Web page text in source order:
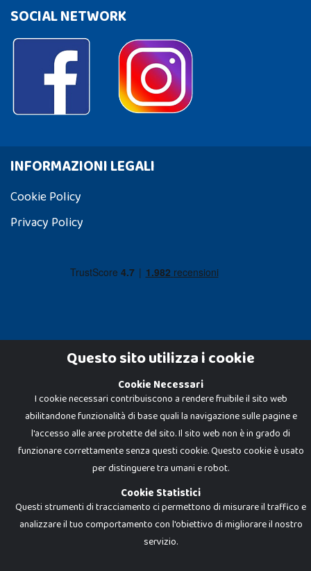
SOCIAL NETWORK
INFORMAZIONI LEGALI
Cookie Policy
Privacy Policy
Dadi e Mattoncini è un brand di Giocabene Srl. Ogni riproduzione o utilizzo non
espressamente autorizzato è severamente vietato. Tutti i loghi, marchi,
brand elencati nel presente shop sono di proprietà dei rispettivi titolari.
I prezzi e le promozioni pubblicate potrebbero differire da quanto esposto in
negozio.
Giocabene Srl - via della Posta 8, 20123 Milano (MI)
P.IVA 02608090425 - REA AN201199 - C.S. 10.000 i.v.
Questo sito utilizza i cookie
Cookie Necessari
I cookie necessari contribuiscono a rendere fruibile il sito web
abilitandone funzionalità di base quali la navigazione sulle pagine e
l'accesso alle aree protette del sito. Il sito web non è in grado di
funzionare correttamente senza questi cookie. Questo cookie è usato
per distinguere tra umani e robot.
Cookie Statistici
Questi strumenti di tracciamento ci permettono di misurare il traffico e
analizzare il tuo comportamento con l'obiettivo di migliorare il nostro
servizio.